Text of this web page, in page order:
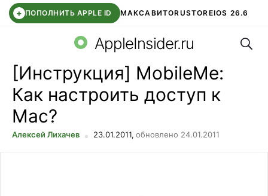
+ ПОПОЛНИТЬ APPLE ID МАКСАВИТОRUSTOREIOS 26.6
СБЕР КИДС ВТБ ОНЛАЙН ЧАТ В ROBLOX
AppleInsider.ru
[Инструкция] MobileMe:
Как настроить доступ к
Mac?
Алексей Лихачев 23.01.2011, обновлено 24.01.2011